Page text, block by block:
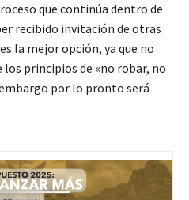
que continúa dentro de
recibido invitación de otras
la mejor opción, ya que no
principios de «no robar, no
por lo pronto será